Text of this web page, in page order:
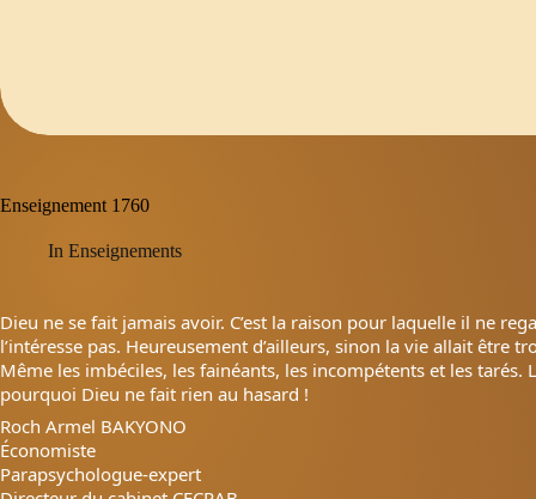
Enseignement 1760
In Enseignements
Dieu ne se fait jamais avoir. C’est la raison pour laqu­elle il ne
l’intére­sse pas. Heureusement d’ailleurs, sinon la vie allait être
Même les imbéciles, les fainéants, les incompétents et les
pourquoi Dieu ne fait rien au hasard !
Roch Armel BAKYONO
Économiste
Parapsychologue-expert